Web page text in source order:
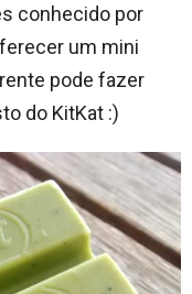
conhecido por
um mini
pode fazer
do KitKat :)